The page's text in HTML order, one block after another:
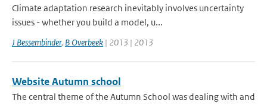
Climate adaptation research inevitably involves uncertainty
issues - whether you build a model, u...
J Bessembinder, B Overbeek | 2013 | 2013
Website Autumn school
The central theme of the Autumn School was dealing with and